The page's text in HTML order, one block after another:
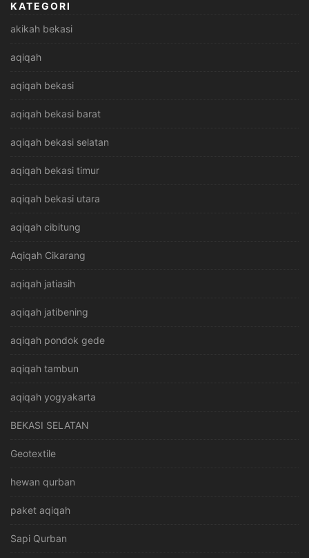
KATEGORI
akikah bekasi
aqiqah
aqiqah bekasi
aqiqah bekasi barat
aqiqah bekasi selatan
aqiqah bekasi timur
aqiqah bekasi utara
aqiqah cibitung
Aqiqah Cikarang
aqiqah jatiasih
aqiqah jatibening
aqiqah pondok gede
aqiqah tambun
aqiqah yogyakarta
BEKASI SELATAN
Geotextile
hewan qurban
paket aqiqah
Sapi Qurban